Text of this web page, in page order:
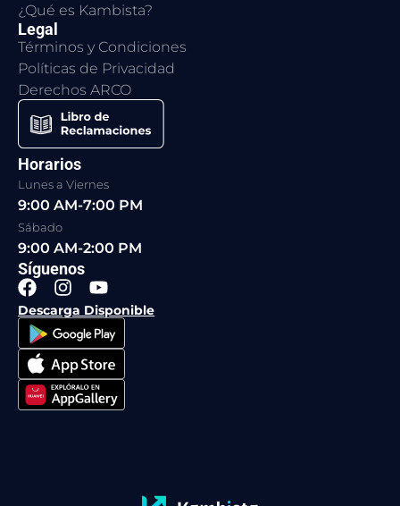
¿Qué es Kambista?
Legal
Términos y Condiciones
Políticas de Privacidad
Derechos ARCO
Horarios
Lunes a Viernes
9:00 AM-7:00 PM
Sábado
9:00 AM-2:00 PM
Síguenos
F
a
c
e
b
o
o
k
I
n
s
t
a
g
r
a
Y
o
u
t
u
b
e
Descarga Disponible